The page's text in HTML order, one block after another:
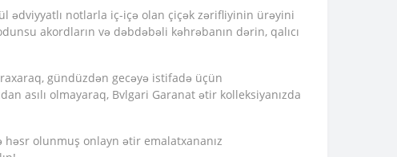
ədviyyatlı notlarla iç-içə olan çiçək zərifliyinin ürəyini
akordların və dəbdəbəli kəhrəbanın dərin, qalıcı
gündüzdən gecəyə istifadə üçün
asılı olmayaraq, Bvlgari Garanat ətir kolleksiyanızda
olunmuş onlayn ətir emalatxananız